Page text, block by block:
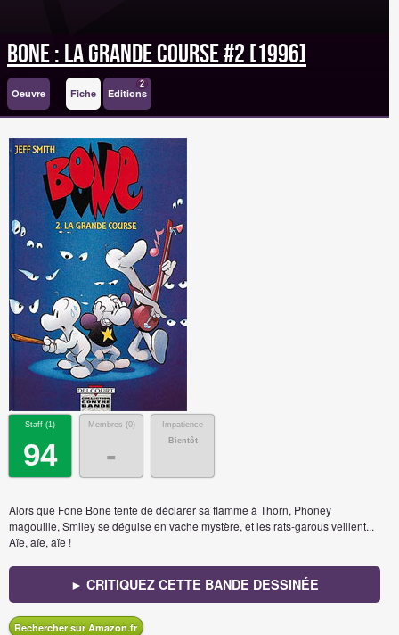
Bone : La Grande Course #2 [1996]
Oeuvre Fiche Editions
2
Staff (1)
94
Membres (0)
-
Impatience
Bientôt
Alors que Fone Bone tente de déclarer sa flamme à Thorn, Phoney
magouille, Smiley se déguise en vache mystère, et les rats-garous veillent...
Aïe, aïe, aïe !
► CRITIQUEZ CETTE BANDE DESSINÉE
Rechercher sur Amazon.fr